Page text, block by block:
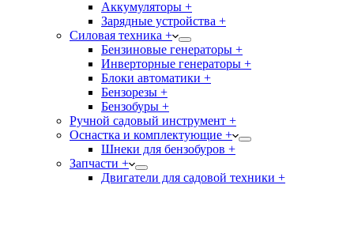
Аккумуляторы +
Зарядные устройства +
Силовая техника +
Бензиновые генераторы +
Инверторные генераторы +
Блоки автоматики +
Бензорезы +
Бензобуры +
Ручной садовый инструмент +
Оснастка и комплектующие +
Шнеки для бензобуров +
Запчасти +
Двигатели для садовой техники +